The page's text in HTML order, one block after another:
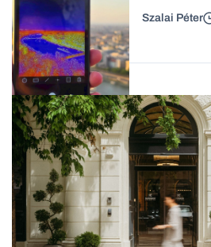
Forbes-sztori
Tech
Szalai Péter